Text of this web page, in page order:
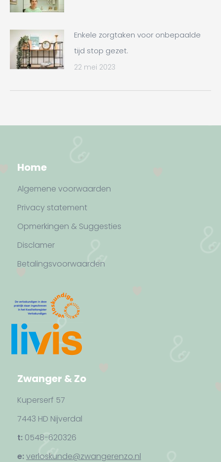
Enkele zorgtaken voor onbepaalde
tijd stop gezet.
22 mei 2023
Home
Algemene voorwaarden
Privacy statement
Opmerkingen & Suggesties
Disclamer
Betalingsvoorwaarden
Zwanger & Zo
Kuperserf 57
7443 HD Nijverdal
t: 0548-620326
e: verloskunde@zwangerenzo.nl